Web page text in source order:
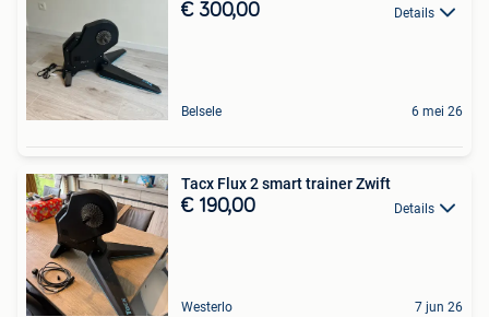
€ 300,00 Details
Belsele 6 mei 26
Tacx Flux 2 smart trainer Zwift
€ 190,00 Details
Westerlo 7 jun 26